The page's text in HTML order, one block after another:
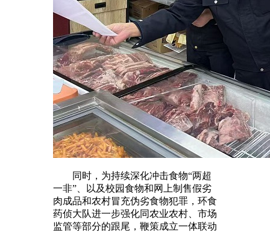
同时，为持续深化冲击食物“两超
一非”、以及校园食物和网上制售假劣
肉成品和农村冒充伪劣食物犯罪，环食
药侦大队进一步强化同农业农村、市场
监管等部分的跟尾，鞭策成立一体联动